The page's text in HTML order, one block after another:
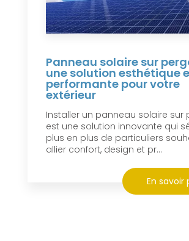
Panneau solaire sur
une solution esthétique
performante pour votre
extérieur
Installer un panneau solaire sur
est une solution innovante qui
plus en plus de particuliers
allier confort, design et pr...
En savoir